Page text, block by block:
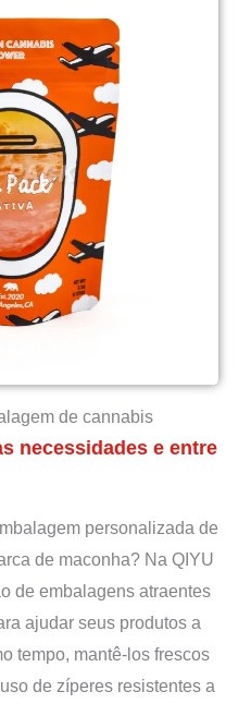
de cannabis
necessidades e entre
personalizada de
de maconha? Na QIYU
de embalagens atraentes
ajudar seus produtos a
tempo, mantê-los frescos
de zíperes resistentes a